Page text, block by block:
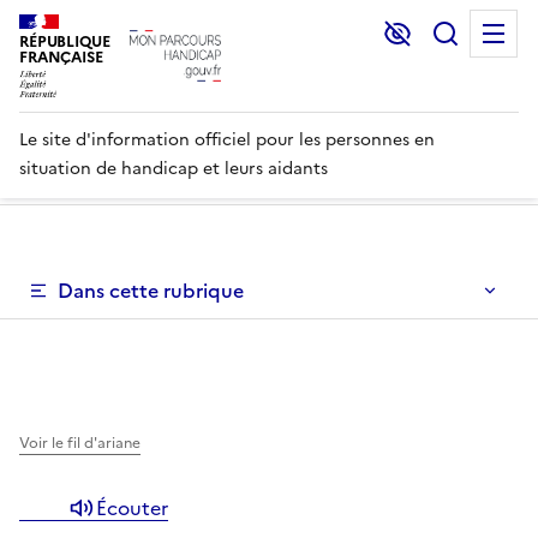
RÉPUBLIQUE
FRANÇAISE
Lecture et
Le site d'information officiel pour les personnes en
situation de handicap et leurs aidants
Un menu de navigation vous permettant de naviguer
Dans cette rubrique
Voir le fil d'ariane
Écouter